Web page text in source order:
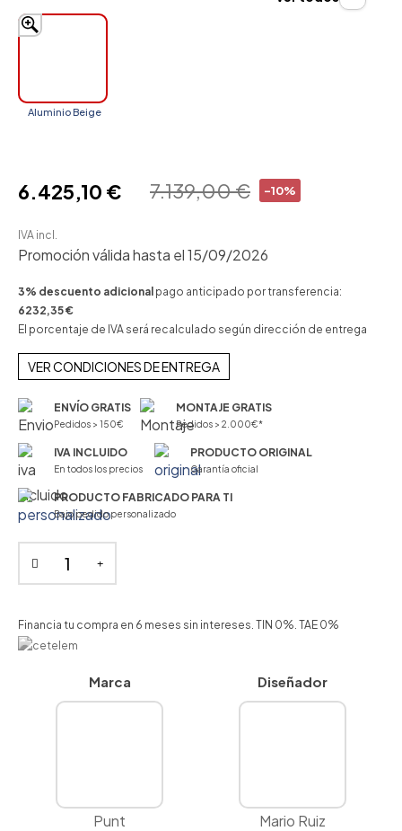
Aluminio Beige
-10%
7.139,00 €
6.425,10 €
IVA incl.
Promoción válida hasta el 15/09/2026
3% descuento adicional pago anticipado por transferencia:
6232,35 €
El porcentaje de IVA será recalculado según dirección de entrega
VER CONDICIONES DE ENTREGA
ENVÍO GRATIS
Pedidos > 150€
MONTAJE GRATIS
Pedidos > 2.000€*
IVA INCLUIDO
En todos los precios
PRODUCTO ORIGINAL
Garantía oficial
PRODUCTO FABRICADO PARA TI
Bajo pedido personalizado
Financia tu compra en 6 meses sin intereses. TIN 0%. TAE 0%
Marca
Punt
Diseñador
Mario Ruiz